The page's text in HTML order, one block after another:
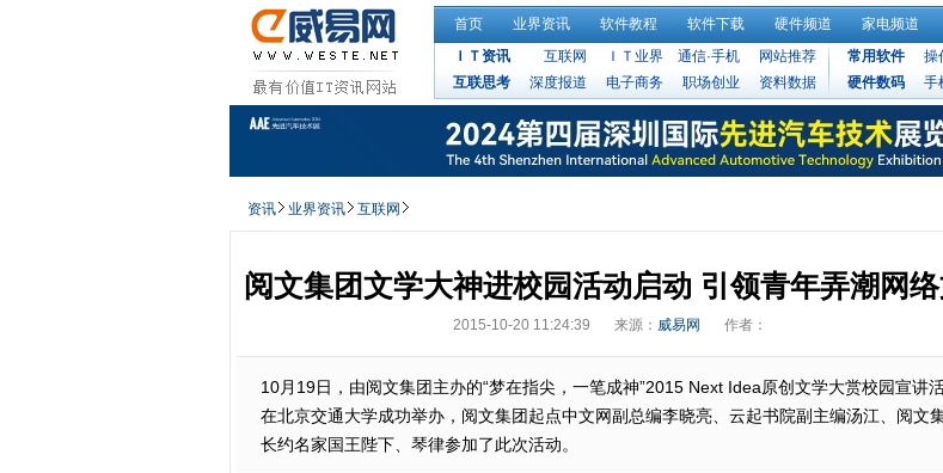
首页 业界资讯 软件教程 软件下载 硬件频道 家电频道
ＩＴ资讯
互联网 ＩＴ业界 通信·手机
网站推荐
互联思考
深度报道 电子商务 职场创业 资料数据
常用软件 操
硬件数码
手
资讯 业界资讯 互联网
阅文集团文学大神进校园活动启动 引领青年弄潮网
2015-10-20 11:24:39 来源： 威易网 作者：
10月19日，由阅文集团主办的“梦在指尖，一笔成神”2015 Next Idea原创文学大赏校园宣讲
在北京交通大学成功举办，阅文集团起点中文网副总编李晓亮、云起书院副主编汤江、阅文
长约名家国王陛下、琴律参加了此次活动。